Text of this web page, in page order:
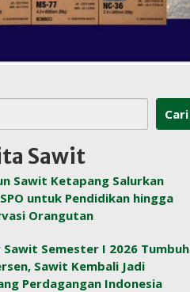
Cari
Sawit
Sawit Ketapang Salurkan
untuk Pendidikan hingga
Orangutan
Sawit Semester I 2026 Tumbuh
Sawit Kembali Jadi
Perdagangan Indonesia